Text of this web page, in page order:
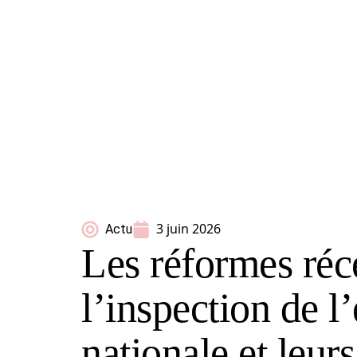
Actu 3 juin 2026
Les réformes
l’inspection de